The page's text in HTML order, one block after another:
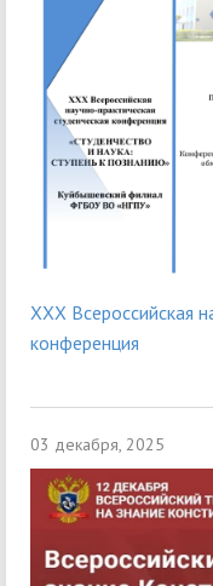
XXX Всероссийская
конференция
03 декабря, 2025